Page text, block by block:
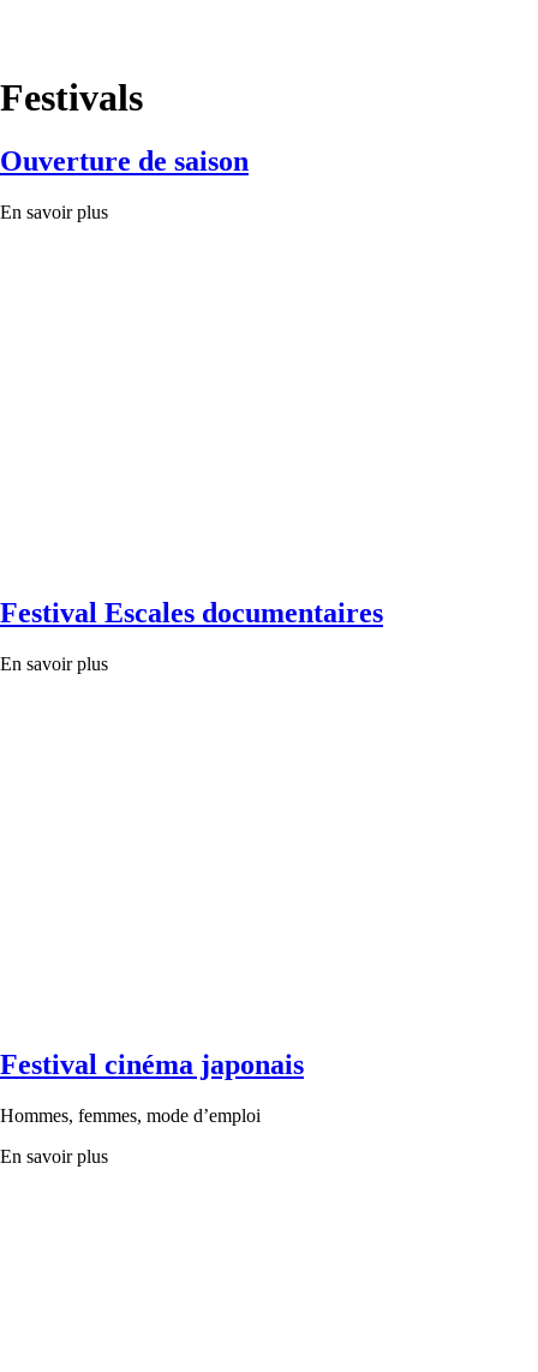
Festivals
Ouverture de saison
En savoir plus
Festival Escales documentaires
En savoir plus
Festival cinéma japonais
Hommes, femmes, mode d’emploi
En savoir plus